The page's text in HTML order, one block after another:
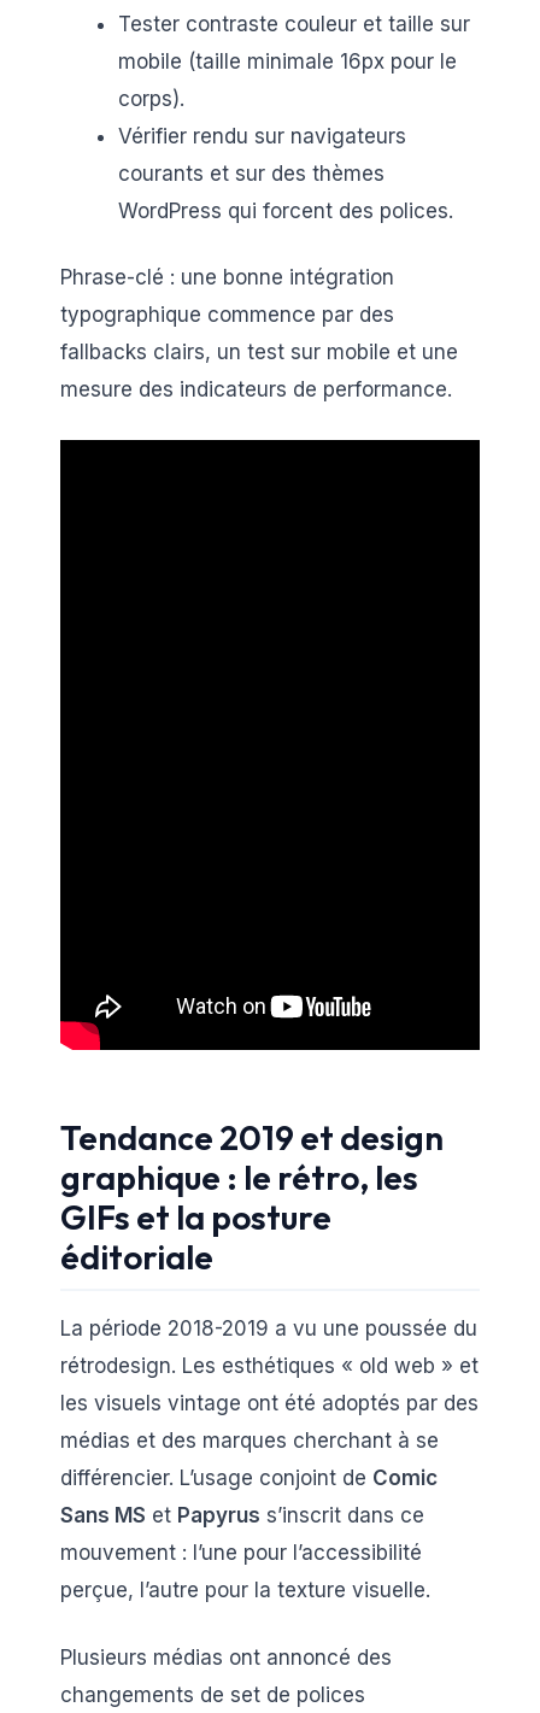
Tester contraste couleur et taille sur
mobile (taille minimale 16px pour le
corps).
Vérifier rendu sur navigateurs
courants et sur des thèmes
WordPress qui forcent des polices.
Phrase-clé : une bonne intégration
typographique commence par des
fallbacks clairs, un test sur mobile et une
mesure des indicateurs de performance.
Tendance 2019 et design
graphique : le rétro, les
GIFs et la posture
éditoriale
La période 2018-2019 a vu une poussée du
rétrodesign. Les esthétiques « old web » et
les visuels vintage ont été adoptés par des
médias et des marques cherchant à se
différencier. L’usage conjoint de Comic
Sans MS et Papyrus s’inscrit dans ce
mouvement : l’une pour l’accessibilité
perçue, l’autre pour la texture visuelle.
Plusieurs médias ont annoncé des
changements de set de polices